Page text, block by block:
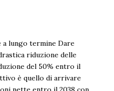
lungo termine Dare
riduzione delle
del 50% entro il
è quello di arrivare